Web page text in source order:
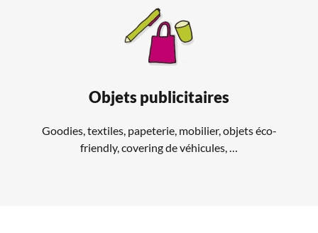
Objets publicitaires
Goodies, textiles, papeterie, mobilier, objets éco-
friendly, covering de véhicules, …